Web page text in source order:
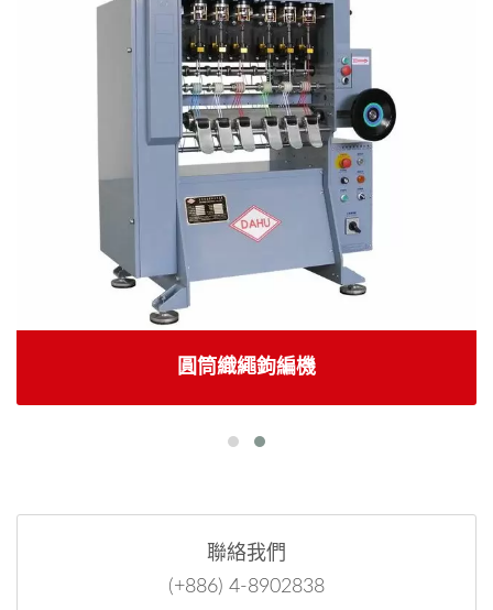
圓筒織繩鉤編機
聯絡我們
(+886) 4-8902838